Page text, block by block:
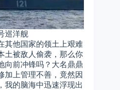
巡洋舰
其他国家的领土上艰难
土被敌人偷袭，那么你
向前冲锋吗？大名鼎鼎
加上管理不善，竟然因
我的脑海中迅速浮现出